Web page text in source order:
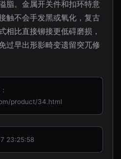
脂。金属开关件和扣环特意
触不会手发黑或氧化，复古
相比直接铆接更低碍磨损，
过早出形影畸变遗留突兀修
product/34.html
23:25:58